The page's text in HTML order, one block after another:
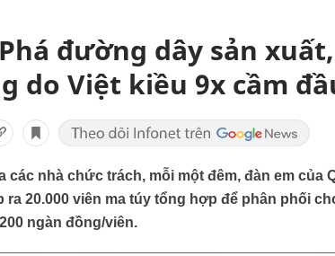
đường dây sản
do Việt kiều 9x cầm
các nhà chức trách, mỗi một đêm, đàn em của
ra 20.000 viên ma túy tổng hợp để phân phối
ngàn đồng/viên.